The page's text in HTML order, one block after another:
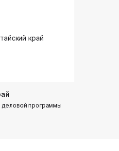
деловой программы